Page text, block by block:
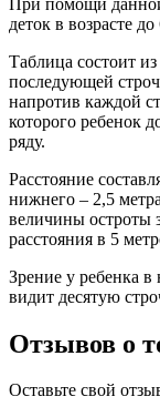
деток в возрасте до
Таблица состоит
последующей
напротив каждой
которого ребенок
ряду.
Расстояние
нижнего – 2,5
величины остроты
расстояния в 5
Зрение у ребенка в
видит десятую
Отзывов о
Оставьте свой